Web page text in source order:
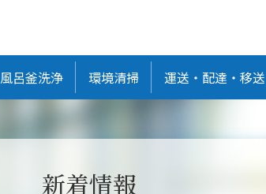
風呂釜洗浄 環境清掃 運送・配達・移送
新着情報